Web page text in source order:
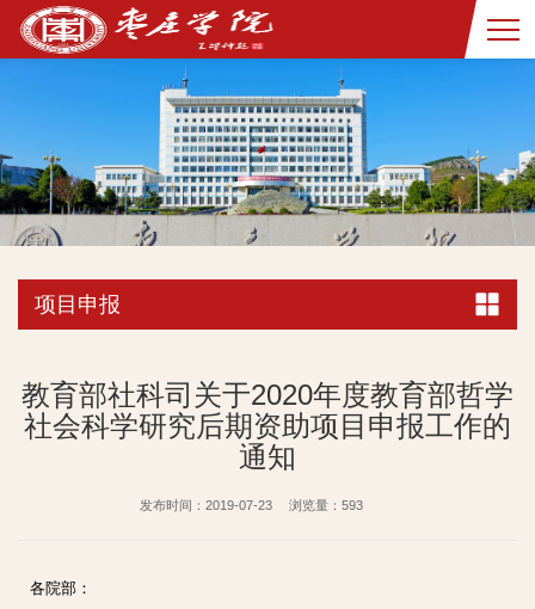
项目申报
教育部社科司关于2020年度教育部哲学
社会科学研究后期资助项目申报工作的
通知
发布时间：2019-07-23 浏览量： 593
各院部：